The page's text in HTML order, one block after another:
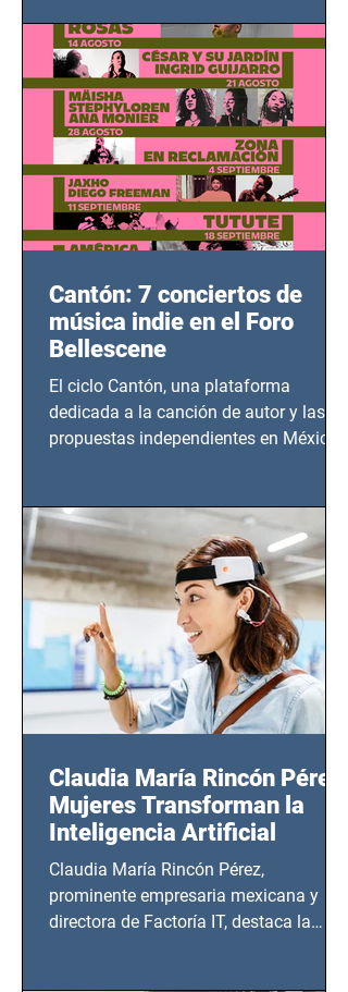
bélicos.
Cantón: 7 conciertos de
música indie en el Foro
Bellescene
El ciclo Cantón, una plataforma
dedicada a la canción de autor y las
propuestas independientes en México,
CDMX), todos los miércoles a partir del
14 de agosto al 25 de septiembre, a las
20:00 horas.
Claudia María Rincón Pérez:
Mujeres Transforman la
Inteligencia Artificial
Claudia María Rincón Pérez,
prominente empresaria mexicana y
directora de Factoría IT, destaca la